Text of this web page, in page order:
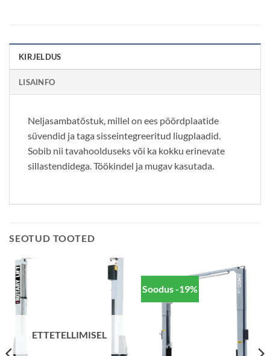
KIRJELDUS
LISAINFO
Neljasambatõstuk, millel on ees pöördplaatide
süvendid ja taga sisseintegreeritud liugplaadid.
Sobib nii tavahoolduseks või ka kokku erinevate
sillastendidega. Töökindel ja mugav kasutada.
SEOTUD TOOTED
ETTETELLIMISEL
Soodus -19%